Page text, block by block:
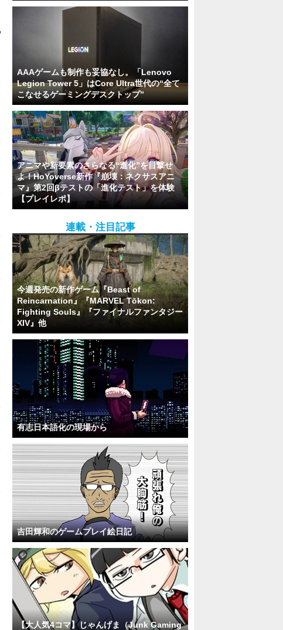
AAAゲームも制作も妥協なし。「Lenovo
Legion Tower 5」はCore Ultra世代の“全て
こなせるゲーミングデスクトップ”
アニマや新要素のさらなる“進化”を目撃せ
よ！HoYoverse新作『崩壊：ネクサスアニ
マ』第2回βテストの「進化テスト」を体験
【プレイレポ】
連載・注目記事
今週発売の新作ゲーム『Beast of
Reincarnation』『MARVEL Tōkon:
Fighting Souls』『ファイナルファンタジー
XIV』他
有志日本語化の現場から
吉田輝和のゲームプレイ絵日記
【大人気4コマ】じゃんげま（Junk Gaming